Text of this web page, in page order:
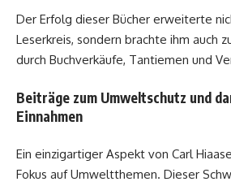
Der Erfolg dieser Bücher erweiterte
Leserkreis, sondern brachte ihm auch
durch Buchverkäufe, Tantiemen und
Beiträge zum Umweltschutz und
Einnahmen
Ein einzigartiger Aspekt von Carl
Fokus auf Umweltthemen. Dieser